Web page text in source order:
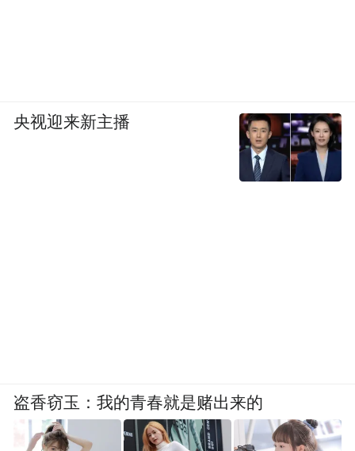
央视迎来新主播
盗香窃玉：我的青春就是赌出来的